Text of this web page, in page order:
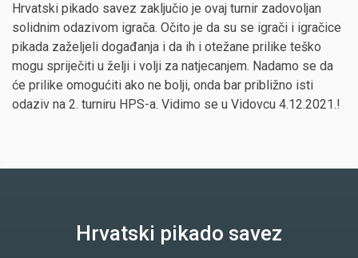
Hrvatski pikado savez zaključio je ovaj turnir zadovoljan
solidnim odazivom igrača. Očito je da su se igrači i igračice
pikada zaželjeli događanja i da ih i otežane prilike teško
mogu spriječiti u želji i volji za natjecanjem. Nadamo se da
će prilike omogućiti ako ne bolji, onda bar približno isti
odaziv na 2. turniru HPS-a. Vidimo se u Vidovcu 4.12.2021.!
Hrvatski pikado savez